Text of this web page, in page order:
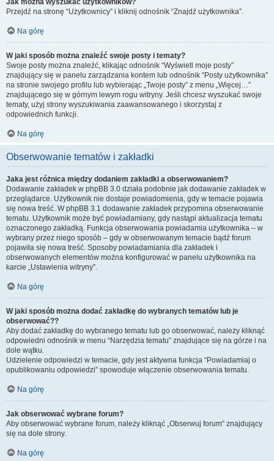
Jak można wyszukać użytkowników?
Przejdź na stronę “Użytkownicy” i kliknij odnośnik “Znajdź użytkownika”.
Na górę
W jaki sposób można znaleźć swoje posty i tematy?
Swoje posty można znaleźć, klikając odnośnik “Wyświetl moje posty”
znajdujący się w panelu zarządzania kontem lub odnośnik “Posty użytkownika”
na stronie swojego profilu lub wybierając „Twoje posty” z menu „Więcej…”
znajdującego się w górnym lewym rogu witryny. Jeśli chcesz wyszukać swoje
tematy, użyj strony wyszukiwania zaawansowanego i skorzystaj z
odpowiednich funkcji.
Na górę
Obserwowanie tematów i zakładki
Jaka jest różnica między dodaniem zakładki a obserwowaniem?
Dodawanie zakładek w phpBB 3.0 działa podobnie jak dodawanie zakładek w
przeglądarce. Użytkownik nie dostaje powiadomienia, gdy w temacie pojawia
się nowa treść. W phpBB 3.1 dodawanie zakładek przypomina obserwowanie
tematu. Użytkownik może być powiadamiany, gdy nastąpi aktualizacja tematu
oznaczonego zakładką. Funkcja obserwowania powiadamia użytkownika – w
wybrany przez niego sposób – gdy w obserwowanym temacie bądź forum
pojawiła się nowa treść. Sposoby powiadamiania dla zakładek i
obserwowanych elementów można konfigurować w panelu użytkownika na
karcie „Ustawienia witryny”.
Na górę
W jaki sposób można dodać zakładkę do wybranych tematów lub je
obserwować??
Aby dodać zakładkę do wybranego tematu lub go obserwować, należy kliknąć
odpowiedni odnośnik w menu “Narzędzia tematu” znajdujące się na górze i na
dole wątku.
Udzielenie odpowiedzi w temacie, gdy jest aktywna funkcja “Powiadamiaj o
opublikowaniu odpowiedzi” spowoduje włączenie obserwowania tematu.
Na górę
Jak obserwować wybrane forum?
Aby obserwować wybrane forum, należy kliknąć „Obserwuj forum” znajdujący
się na dole strony.
Na górę